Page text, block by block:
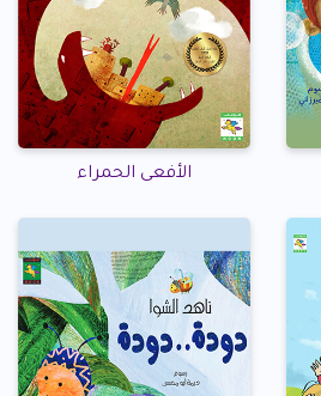
الأفعى الحمراء